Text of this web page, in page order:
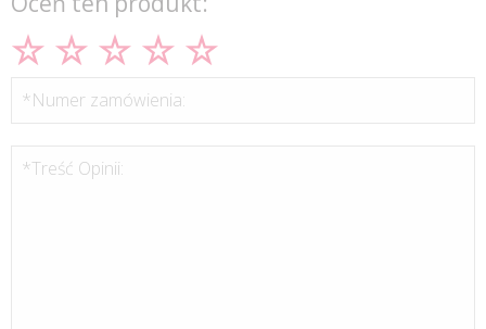
*Numer zamówienia:
*Treść Opinii: